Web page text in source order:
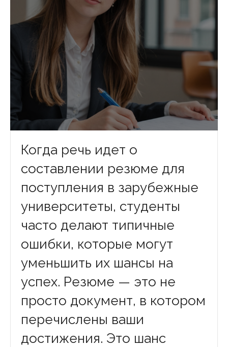
Когда речь идет о
составлении резюме для
поступления в зарубежные
университеты, студенты
часто делают типичные
ошибки, которые могут
уменьшить их шансы на
успех. Резюме — это не
просто документ, в котором
перечислены ваши
достижения. Это шанс